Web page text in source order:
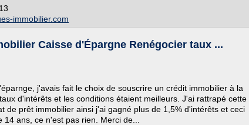
immobilier.com
Caisse d'Épargne Renégocier taux ...
j'avais fait le choix de souscrire un crédit immobilier à la
d'intérêts et les conditions étaient meilleurs. J'ai rattrapé cette
de prêt immobilier ainsi j'ai gagné plus de 1,5% d'intérêts et ceci
ans, ce n'est pas rien. Merci de...